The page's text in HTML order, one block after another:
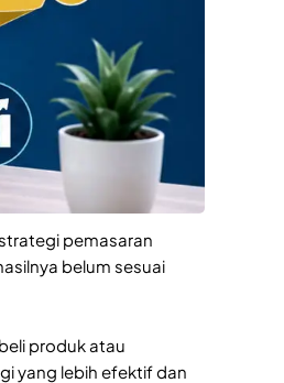
pemasaran
belum sesuai
produk atau
yang lebih efektif dan